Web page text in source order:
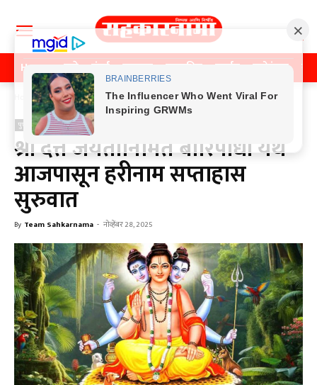
Home पुणे मुंबई महाराष्ट्र राजकीय क्राईम मनोरंजन
Home पुणे
पुणे
श्री दत्त जयंतीनिमित बोरिपार्धी येथे
आजपासून हरीनाम सप्ताहास
सुरुवात
By Team Sahkarnama - नोव्हेंबर 28, 2025